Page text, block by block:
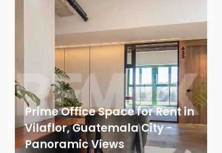
Prime Office Space for Rent in
Vilaflor, Guatemala City -
Panoramic Views